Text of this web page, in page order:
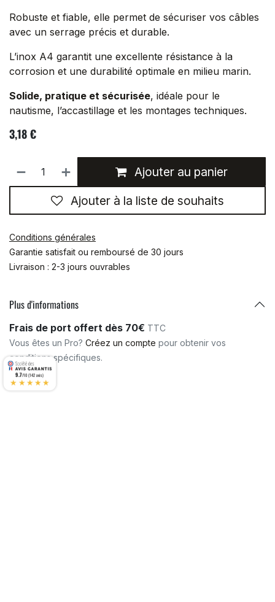
Robuste et fiable, elle permet de sécuriser vos câbles
avec un serrage précis et durable.
L’inox A4 garantit une excellente résistance à la
corrosion et une durabilité optimale en milieu marin.
Solide, pratique et sécurisée, idéale pour le
nautisme, l’accastillage et les montages techniques.
3,18€
Ajouter au panier
Ajouter à la liste de souhaits
Conditions générales
Garantie satisfait ou remboursé de 30 jours
Livraison : 2-3 jours ouvrables
Plus d'informations
Frais de port offert dès 70€ TTC
Vous êtes un Pro? Créez un compte pour obtenir vos
conditions spécifiques.
9.7/10 (142 avis)
★★★★★